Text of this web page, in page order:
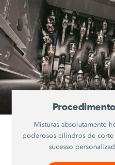
Misturas absolutamente
poderosos cilindros de corte
sucesso